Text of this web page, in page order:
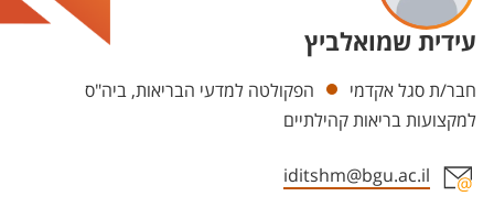
עידית שמואלביץ
יחידות
חבר/ת סגל אקדמי
הפקולטה למדעי הבריאות, ביה"ס
למקצועות בריאות קהילתיים
iditshm@bgu.ac.il